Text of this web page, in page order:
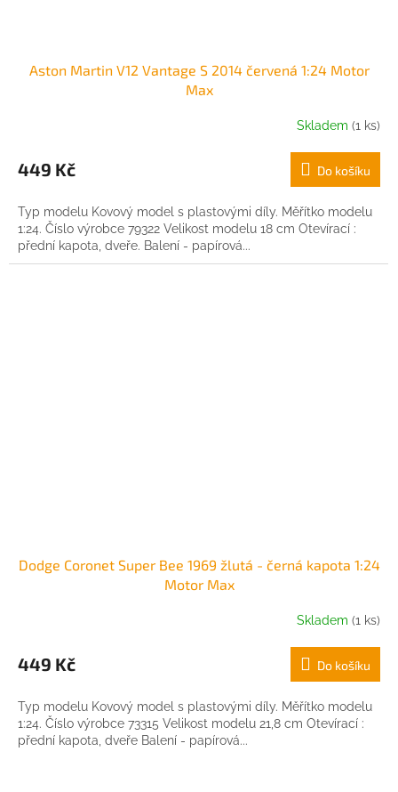
Aston Martin V12 Vantage S 2014 červená 1:24 Motor
Max
Skladem (1 ks)
449 Kč Do košíku
Typ modelu Kovový model s plastovými díly. Měřítko modelu
1:24. Číslo výrobce 79322 Velikost modelu 18 cm Otevírací :
přední kapota, dveře. Balení - papírová...
Dodge Coronet Super Bee 1969 žlutá - černá kapota 1:24
Motor Max
Skladem (1 ks)
449 Kč Do košíku
Typ modelu Kovový model s plastovými díly. Měřítko modelu
1:24. Číslo výrobce 73315 Velikost modelu 21,8 cm Otevírací :
přední kapota, dveře Balení - papírová...